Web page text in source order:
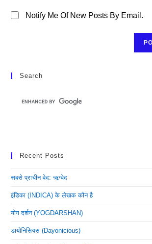
Notify Me Of New Posts By Email.
Search
Recent Posts
सबसे प्राचीन वेद: ऋग्वेद
इंडिका (INDICA) के लेखक कौन है
योग दर्शन (YOGDARSHAN)
डायोनिसियस (dayonicious)